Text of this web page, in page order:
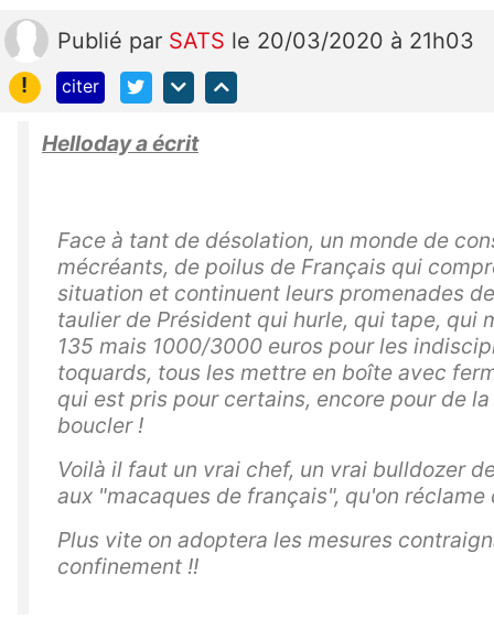
Publié par SATS le 20/03/2020 à 21h03
!
citer
Helloday a écrit
Face à tant de désolation, un monde de
mécréants, de poilus de Français qui
situation et continuent leurs promenades
taulier de Président qui hurle, qui tape, qui
135 mais 1000/3000 euros pour les
toquards, tous les mettre en boîte avec
qui est pris pour certains, encore pour de
boucler !
Voilà il faut un vrai chef, un vrai bulldozer
aux "macaques de français", qu'on
Plus vite on adoptera les mesures
confinement !!